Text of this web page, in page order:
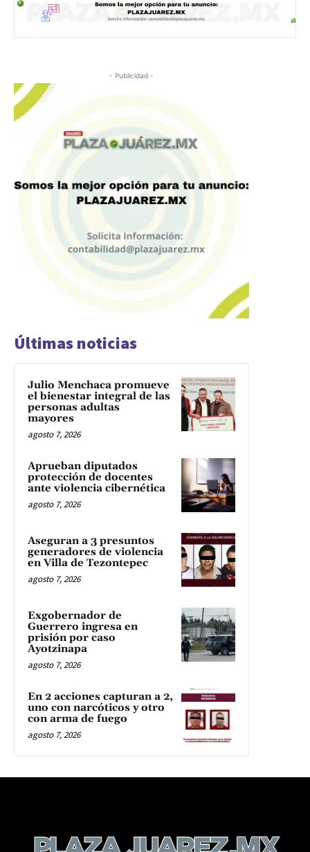
- Publicidad -
Últimas noticias
Julio Menchaca promueve
el bienestar integral de las
personas adultas
mayores
agosto 7, 2026
Aprueban diputados
protección de docentes
ante violencia cibernética
agosto 7, 2026
Aseguran a 3 presuntos
generadores de violencia
en Villa de Tezontepec
agosto 7, 2026
Exgobernador de
Guerrero ingresa en
prisión por caso
Ayotzinapa
agosto 7, 2026
En 2 acciones capturan a 2,
uno con narcóticos y otro
con arma de fuego
agosto 7, 2026